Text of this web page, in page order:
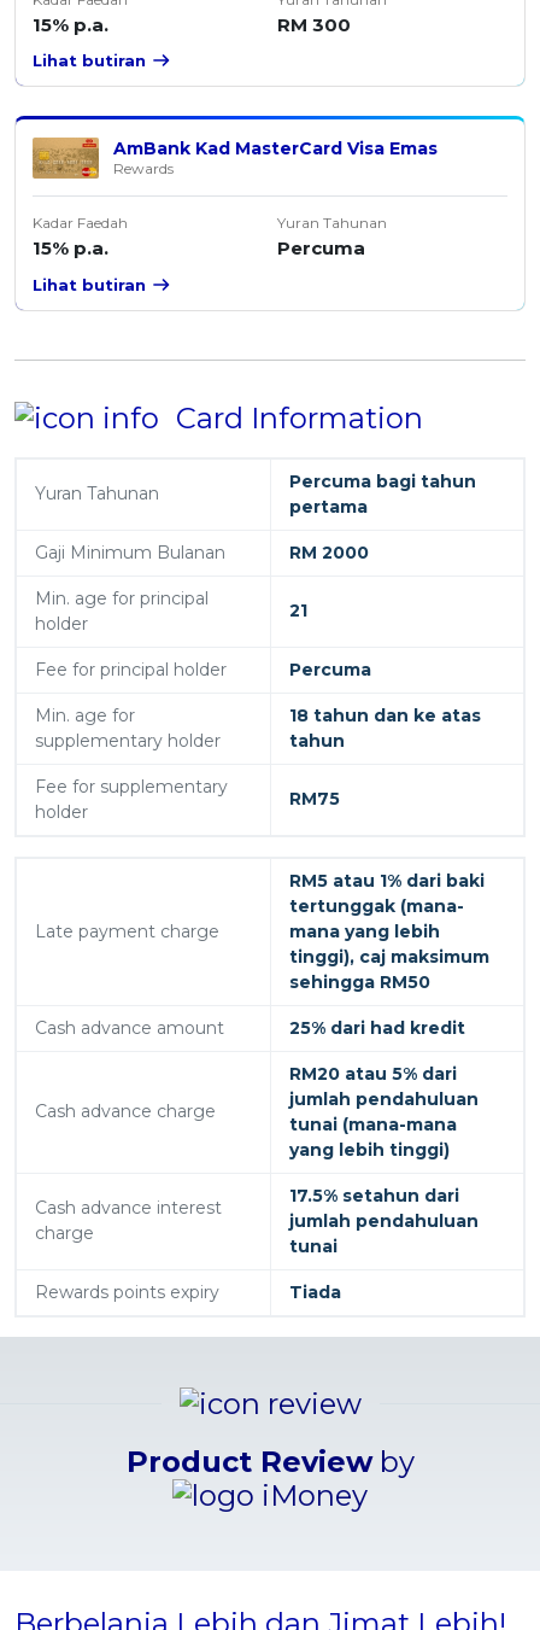
15% p.a. RM 300
Lihat butiran
AmBank Kad MasterCard Visa Emas
Rewards
Kadar Faedah
15% p.a.
Yuran Tahunan
Percuma
Lihat butiran
Card Information
Yuran Tahunan
Percuma bagi tahun
pertama
Gaji Minimum Bulanan RM 2000
Min. age for principal
holder
21
Fee for principal holder Percuma
Min. age for
supplementary holder
18 tahun dan ke atas
tahun
Fee for supplementary
holder
RM75
Late payment charge
RM5 atau 1% dari baki
tertunggak (mana-
mana yang lebih
tinggi), caj maksimum
sehingga RM50
Cash advance amount 25% dari had kredit
Cash advance charge
RM20 atau 5% dari
jumlah pendahuluan
tunai (mana-mana
yang lebih tinggi)
Cash advance interest
charge
17.5% setahun dari
jumlah pendahuluan
tunai
Rewards points expiry Tiada
Product Reviewby
Berbelanja Lebih dan Jimat Lebih!